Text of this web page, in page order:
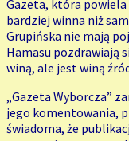
Gazeta, która powiela
bardziej winna niż
Grupińska nie mają
Hamasu pozdrawiają
winą, ale jest winą
„Gazeta Wyborcza”
jego komentowania,
świadoma, że